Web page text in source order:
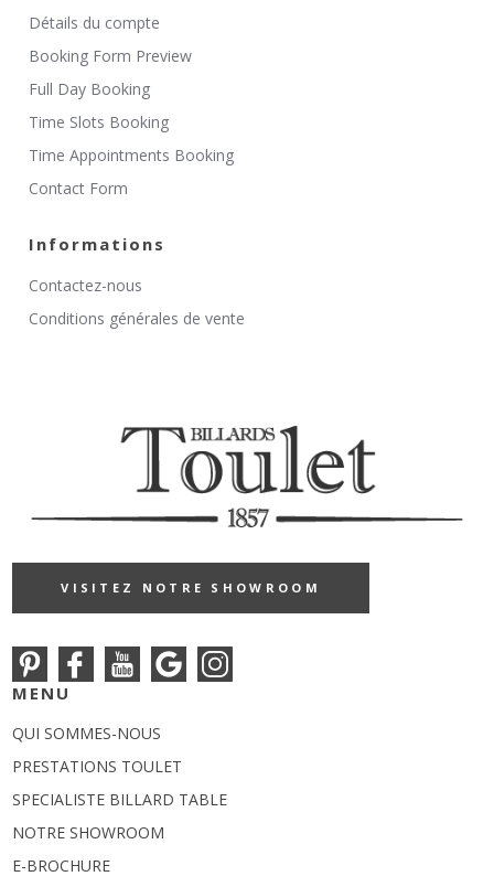
Détails du compte
Booking Form Preview
Full Day Booking
Time Slots Booking
Time Appointments Booking
Contact Form
Informations
Contactez-nous
Conditions générales de vente
VISITEZ NOTRE SHOWROOM
MENU
QUI SOMMES-NOUS
PRESTATIONS TOULET
SPECIALISTE BILLARD TABLE
NOTRE SHOWROOM
E-BROCHURE